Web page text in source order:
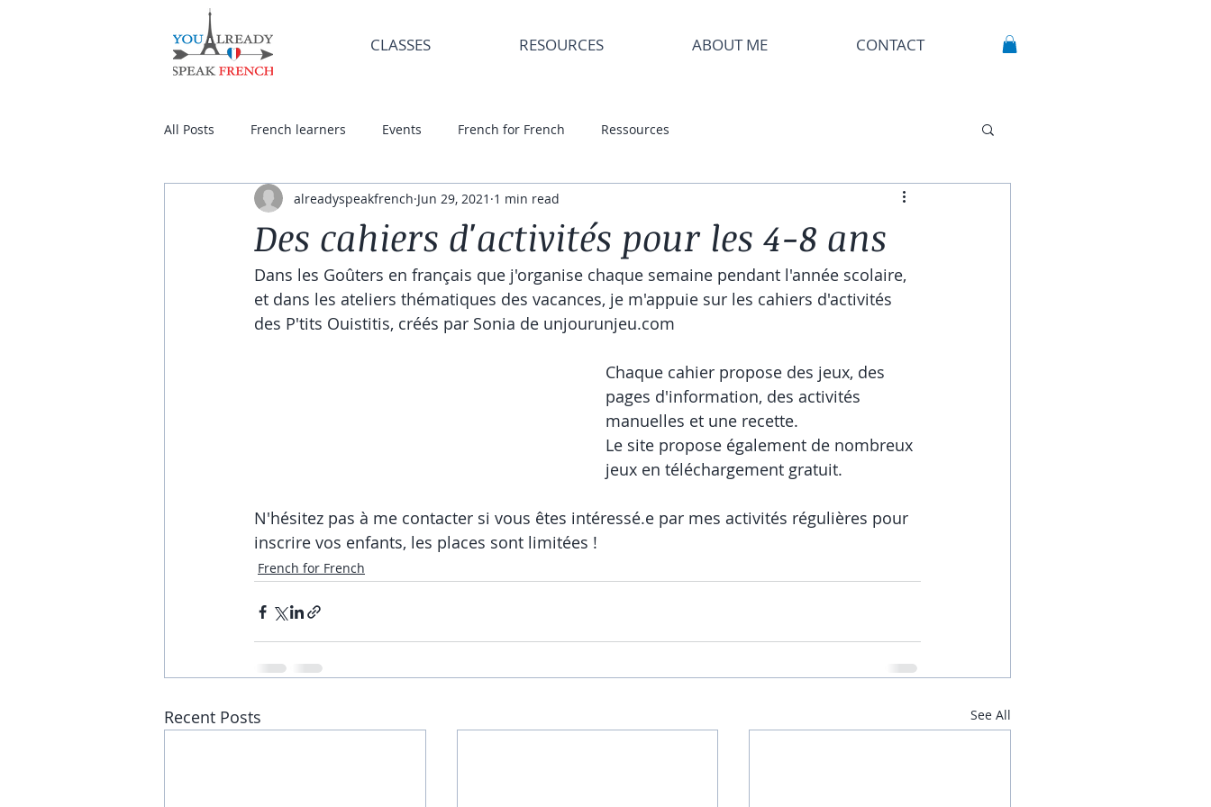
CLASSES RESOURCES ABOUT ME CONTACT
All Posts French learners Events French for French Ressources
Des cahiers d'activités pour les 4-8 ans
alreadyspeakfrench Jun 29, 2021 1 min read
Dans les Goûters en français que j'organise chaque semaine pendant l'année scolaire,
et dans les ateliers thématiques des vacances, je m'appuie sur les cahiers d'activités
des P'tits Ouistitis, créés par Sonia de unjourunjeu.com
Chaque cahier propose des jeux, des
pages d'information, des activités
manuelles et une recette.
Le site propose également de nombreux
jeux en téléchargement gratuit.
N'hésitez pas à me contacter si vous êtes intéressé.e par mes activités régulières pour
inscrire vos enfants, les places sont limitées !
French for French
Recent Posts See All